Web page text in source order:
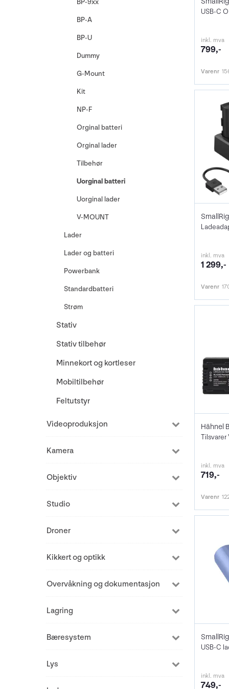
BP-9xx
BP-A
BP-U
Dummy
G-Mount
Kit
NP-F
Orginal batteri
Orginal lader
Tilbehør
Uorginal batteri
Uorginal lader
V-MOUNT
Lader
Lader og batteri
Powerbank
Standardbatteri
Strøm
Stativ
Stativ tilbehør
Minnekort og kortleser
Mobiltilbehør
Feltutstyr
Videoproduksjon
Kamera
Objektiv
Studio
Droner
Kikkert og optikk
Overvåkning og dokumentasjon
Lagring
Bæresystem
Lys
inkl. mva
799,-
Varenr
inkl. mva
1 299,-
Varenr
Tilsvarer
inkl. mva
719,-
Varenr
USB-C
inkl. mva
749,-